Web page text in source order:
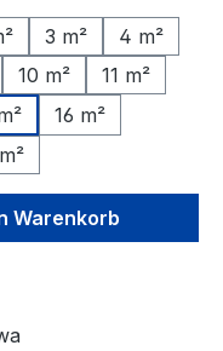
3 m²
4 m²
10 m²
11 m²
16 m²
Warenkorb